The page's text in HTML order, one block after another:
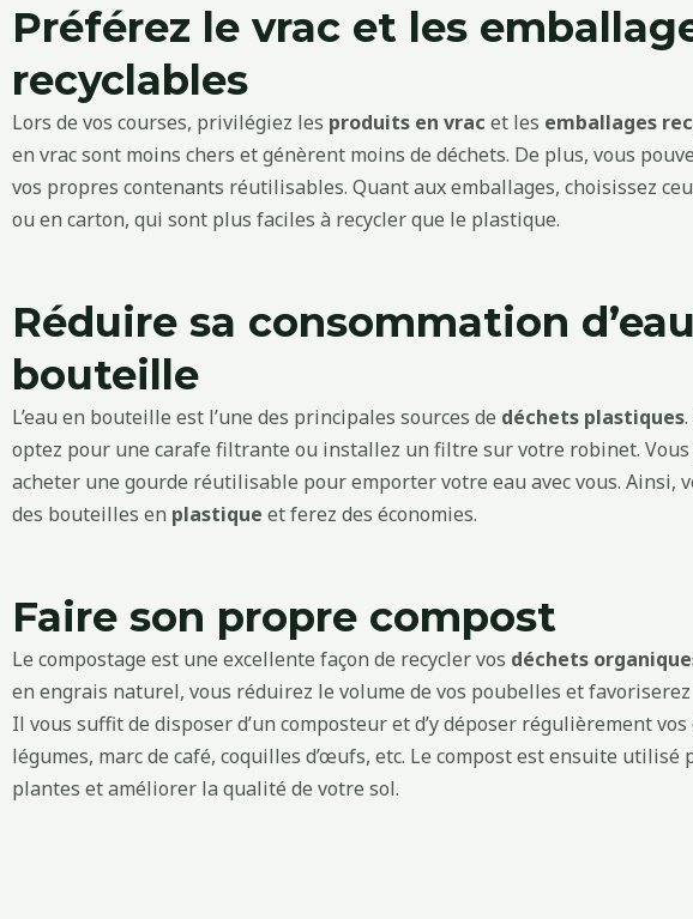
Préférez le vrac et les
recyclables
Lors de vos courses, privilégiez les produits en vrac et les emballages
en vrac sont moins chers et génèrent moins de déchets. De plus, vous
vos propres contenants réutilisables. Quant aux emballages, choisissez
ou en carton, qui sont plus faciles à recycler que le plastique.
Réduire sa consommation
bouteille
L’eau en bouteille est l’une des principales sources de déchets plastiques
optez pour une carafe filtrante ou installez un filtre sur votre robinet.
acheter une gourde réutilisable pour emporter votre eau avec vous. Ainsi,
des bouteilles en plastique et ferez des économies.
Faire son propre compost
Le compostage est une excellente façon de recycler vos déchets
en engrais naturel, vous réduirez le volume de vos poubelles et
Il vous suffit de disposer d’un composteur et d’y déposer régulièrement
légumes, marc de café, coquilles d’œufs, etc. Le compost est ensuite
plantes et améliorer la qualité de votre sol.